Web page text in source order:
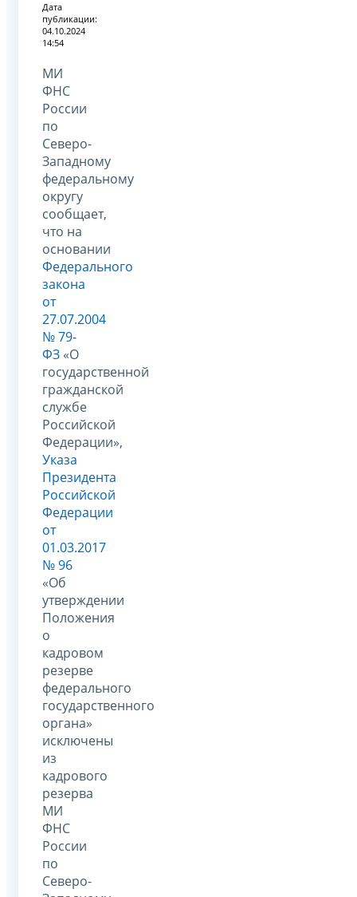
Дата
публикации:
04.10.2024
14:54
МИ
ФНС
России
по
Северо-
Западному
федеральному
округу
сообщает,
что на
основании
Федерального
закона
от
27.07.2004
№ 79-
ФЗ «О
государственной
гражданской
службе
Российской
Федерации»,
Указа
Президента
Российской
Федерации
от
01.03.2017
№ 96
«Об
утверждении
Положения
о
кадровом
резерве
федерального
государственного
органа»
исключены
из
кадрового
резерва
МИ
ФНС
России
по
Северо-